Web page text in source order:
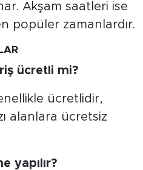
Akşam saatleri ise
popüler zamanlardır.
ücretli mi?
ücretlidir,
alanlara ücretsiz
yapılır?